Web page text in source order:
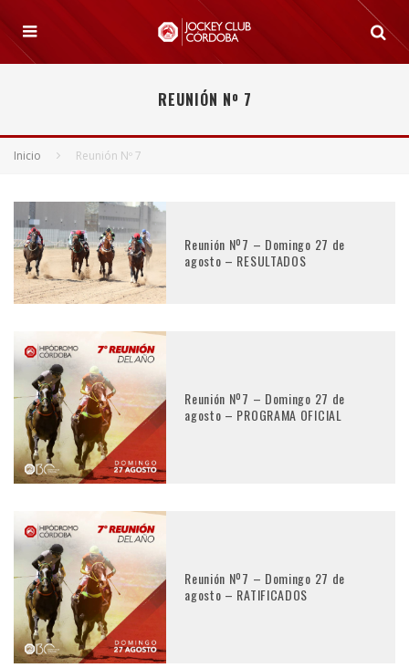
REUNIÓN Nº 7
Inicio Reunión Nº 7
Reunión Nº7 – Domingo 27 de
agosto – RESULTADOS
Reunión Nº7 – Domingo 27 de
agosto – PROGRAMA OFICIAL
Reunión Nº7 – Domingo 27 de
agosto – RATIFICADOS